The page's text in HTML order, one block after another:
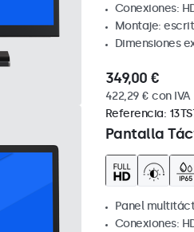
Conexiones:
Montaje:
Dimensiones
349,00 €
422,29 € con IVA
Pantalla
Referencia:
Panel
Conexiones: